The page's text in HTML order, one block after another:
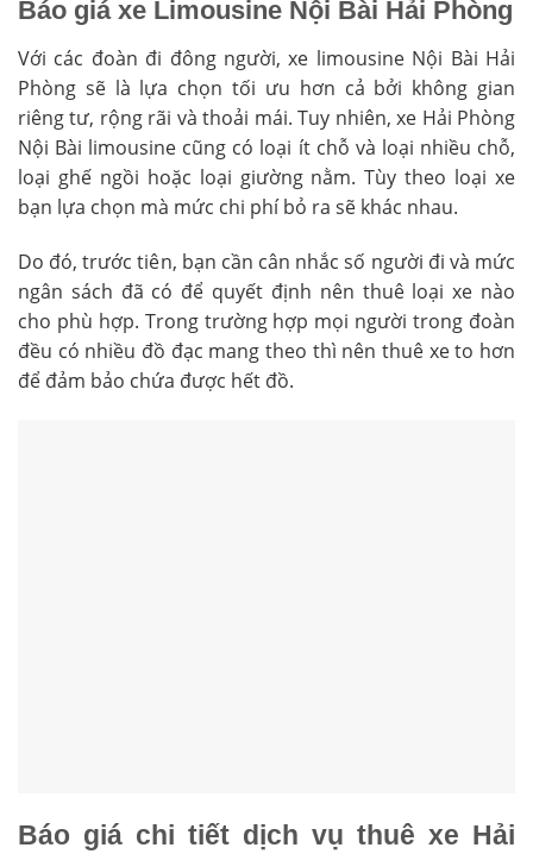
Báo giá xe Limousine Nội Bài Hải Phòng
Với các đoàn đi đông người, xe limousine Nội Bài Hải
Phòng sẽ là lựa chọn tối ưu hơn cả bởi không gian
riêng tư, rộng rãi và thoải mái. Tuy nhiên, xe Hải Phòng
Nội Bài limousine cũng có loại ít chỗ và loại nhiều chỗ,
loại ghế ngồi hoặc loại giường nằm. Tùy theo loại xe
bạn lựa chọn mà mức chi phí bỏ ra sẽ khác nhau.
Do đó, trước tiên, bạn cần cân nhắc số người đi và mức
ngân sách đã có để quyết định nên thuê loại xe nào
cho phù hợp. Trong trường hợp mọi người trong đoàn
đều có nhiều đồ đạc mang theo thì nên thuê xe to hơn
để đảm bảo chứa được hết đồ.
Báo giá chi tiết dịch vụ thuê xe Hải